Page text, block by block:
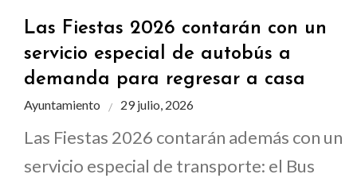
Las Fiestas 2026 contarán con un
servicio especial de autobús a
demanda para regresar a casa
Ayuntamiento 29 julio, 2026
Las Fiestas 2026 contarán además con un
servicio especial de transporte: el Bus